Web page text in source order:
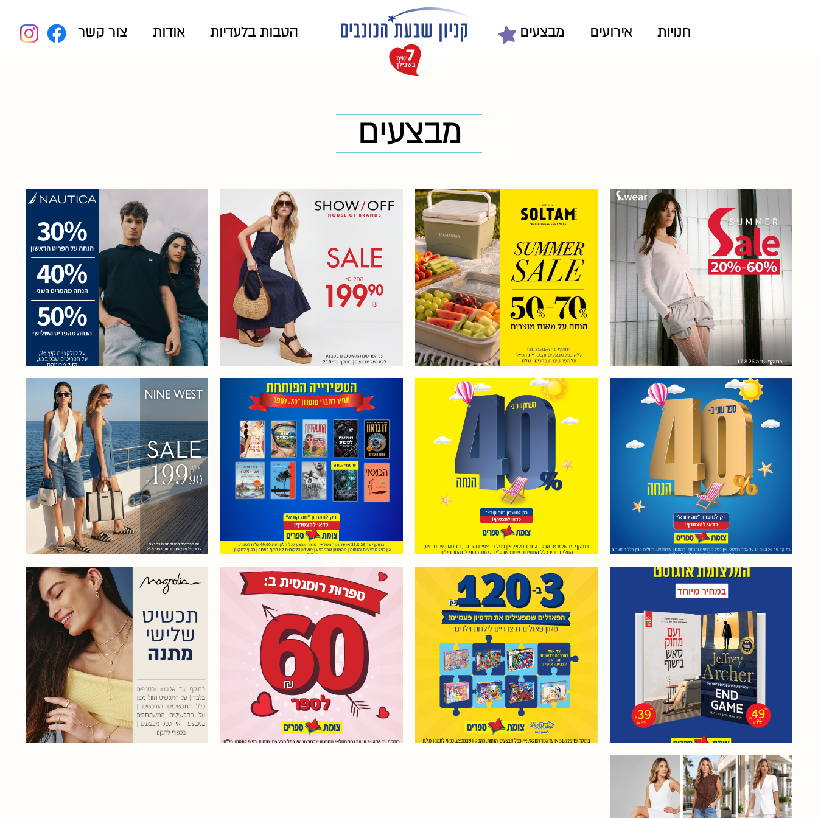
חנויות אירועים מבצעים הטבות בלעדיות אודות צור קשר
מבצעים
Summer Sale 20%-60%!
בתוקף עד ה- 17.8.26.
70%-50% הנחה על מאות
מוצרים! בתוקף עד ה- 8.8.26.
ללא כפל מבצעים וקטגוריית
הסייל. על הפריטים הנבחרים.
ט.ל.ח
החנות החל מ- 199.90 ₪ על כל
קולקציית קיץ 26! בתוקף עד ה-
19.8.26. אין כפל מבצעים
והנחות. המבצע על קולקציית
קיץ 26 בלבד.
30% הנחה על הפריט הראשון
40% הנחה מהפריט השני 50%
הנחה מהפריט השלישי. על
קולקציית קיץ 2026. על
הפריטים שבמבצע, הזול
מבניהם.
40% הנחה על הספר השני
במגוון ענק של ספרים חדשים,
רבי מכר ועוד לחברי וחברות
מועדון "מה קורא"!
31.8.26 או עד גמר המלאי, אין
כפל מבצעים והנחות, מהמגוון
שבמבצע, הזולים מבין כלל
המוצרים שיירכשו ע"י הלקוח,
כפוף לתקנון, ט.ל.ח.
40% הנחה על המשחק השני
לחברי וחברות מועדון "מה קורא"
מגוון גדול של משחקים לכל
המשפחה ולכל גיל, זמן איכות
משפחתי!
בתוקף עד 31.8.26
או עד גמר המלאי, אין כפל
מבצעים והנחות, מהמגוון
שבמבצע, הזולים מבין כלל
המוצרים שיירכשו ע"י הלקוח,
כפוף לתקנון, ט.ל.ח.
העשירייה הפותחת כותרים מאוד
מגוונים, ספרים חדשים, מומלצים
ורבי מכר שכבשו את העולם,
במחיר מיוחד של 39.90 ₪ רק
לחברי וחברות מועדון "מה
קורא"!
בתוקף עד 31.8.26 או
עד גמר המלאי, אין כפל מבצעים
והנחות, מחיר מבצע לכלל
הלקוחות 49.90 ₪, כפוף לתקנון,
ט.ל.ח.
FINAL SAMMER SALE כל
החנות החל מ- 199.90 ₪ על כל
קולקציית קיץ 26! בתוקף עד ה-
19.8.26. אין כפל מבצעים
והנחות. המבצע על קולקציית
קיץ 26 בלבד.
המלצומת החודש אנחנו ממליצים
על כותרים בעברית ובאנגלית
במחיר מיוחד! "זעם מתוק" מאת
JEFFREY ARCHER. בתוקף עד
31.8.26 או עד גמר המלאי, אין
כפל מבצעים והנחות, כפוף
לתקנון, ט.ל.ח
פאזלים 3 ב- 120 ₪ מגוון פאזלים
דו צדדים לילדות וילדים, צד אחד
להרכבה וצד שני לצביעה מהנה.
בתוקף עד 31.8.26 או עד גמר
המלאי, מהמגוון שבמבצע, אין
כפל מבצעים והנחות, כפוף
לתקנון, ט.ל.ח.
מגוון ענק של ספרות רומנטית,
כולל ספרים חדשים ורבי מכר,
ספרי בוקטוק ועוד עכשיו במבצע
רק 60 ₪ לספר בצומת ספרים!
בתוקף עד 31.8.26 או עד גמר
המלאי, מהמגוון שבמבצע, אין
כפל מבצעים והנחות, כפוף
לתקנון, ט.ל.ח.
תכשיט שלישי במתנה! בתוקף
עד 4.10.26 | תקף בכל סניפי
הרשת | אין כפל מבצעים | על
התכשיט הזול מבין כלל
התכשיטים הנרכשים | ניתן
לממש הטבות מועדון | ניתן
לממש ולצבור נקודות | לא כולל
פריטי קד"מ | לא כולל שעונים |
בכפוף לתקנון | הנהלת החברה
רשאית להפסיק את המבצע בכל
עת | […]
סופעונה עד 50% הנחה על